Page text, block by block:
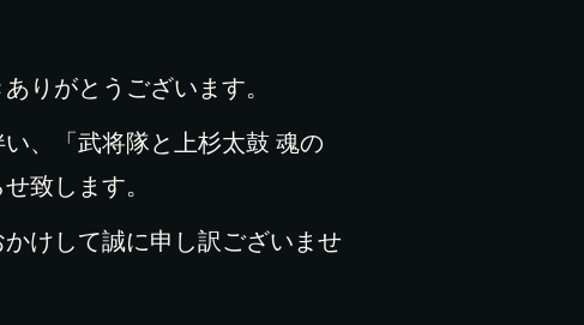
りがとうございます。
、「武将隊と上杉太鼓 魂の
致します。
けして誠に申し訳ございませ